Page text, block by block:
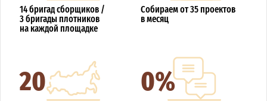
14 бригад сборщиков /
3 бригады плотников
на каждой площадке
Собираем от 35 проектов
в месяц
20 0%